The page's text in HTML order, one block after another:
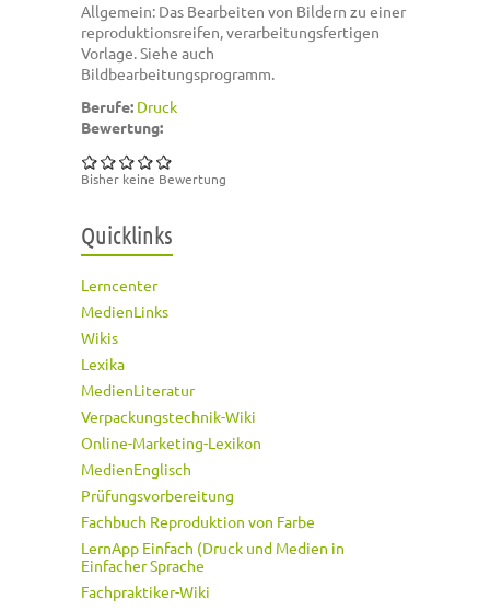
Allgemein: Das Bearbeiten von Bildern zu einer
reproduktionsreifen, verarbeitungsfertigen
Vorlage. Siehe auch
Bildbearbeitungsprogramm.
Berufe: Druck
Bewertung:
Bisher keine Bewertung
Quicklinks
Lerncenter
MedienLinks
Wikis
Lexika
MedienLiteratur
Verpackungstechnik-Wiki
Online-Marketing-Lexikon
MedienEnglisch
Prüfungsvorbereitung
Fachbuch Reproduktion von Farbe
LernApp Einfach (Druck und Medien in
Einfacher Sprache
Fachpraktiker-Wiki